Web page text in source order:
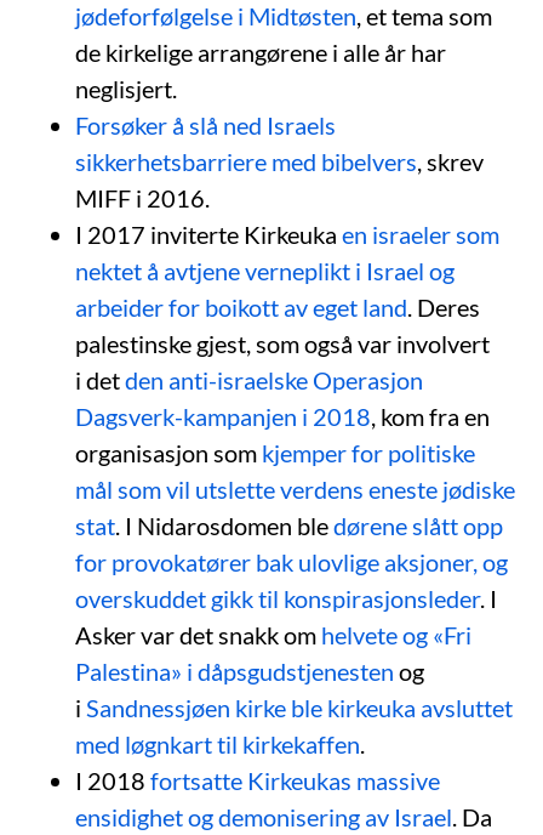
jødeforfølgelse i Midtøsten, et tema som
de kirkelige arrangørene i alle år har
neglisjert.
Forsøker å slå ned Israels
sikkerhetsbarriere med bibelvers, skrev
MIFF i 2016.
I 2017 inviterte Kirkeukaen israeler som
nektet å avtjene verneplikt i Israel og
arbeider for boikott av eget land. Deres
palestinske gjest, som også var involvert
i detden anti-israelske Operasjon
Dagsverk-kampanjen i 2018, kom fra en
organisasjon som kjemper for politiske
mål som vil utslette verdens eneste jødiske
stat. I Nidarosdomen bledørene slått opp
for provokatører bak ulovlige aksjoner, og
overskuddet gikk til konspirasjonsleder. I
Asker var det snakk om helvete og «Fri
Palestina» i dåpsgudstjenesten og
iSandnessjøen kirke ble kirkeuka avsluttet
med løgnkart til kirkekaffen.
I 2018fortsatte Kirkeukas massive
ensidighet og demonisering av Israel. Da